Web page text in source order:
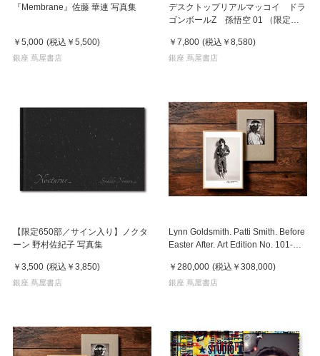
『Membrane』佐藤 華連 写真集
￥5,000 (税込 ￥5,500)
銀座 蔦屋書店
デスクトップリアルマッコイ ドラ
ゴンボールZ 孫悟空 01 （限定復
￥7,800 (税込 ￥8,580)
銀座 蔦屋書店
【限定650部／サイン入り】ノクタ
ーン 野村佐紀子 写真集
￥3,500 (税込 ￥3,850)
銀座 蔦屋書店
Lynn Goldsmith. Patti Smith. Before
Easter After. Art Edition No. 101-
スミス）パティ・スミス 写真集 ※
ご注文より1週間～10日程度で発送
￥280,000 (税込 ￥308,000)
銀座 蔦屋書店